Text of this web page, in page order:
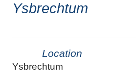
Ysbrechtum
Location
Ysbrechtum